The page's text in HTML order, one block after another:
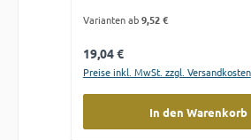
Varianten ab9,52 €
Regulärer Preis:
19,04 €
Preise inkl. MwSt. zzgl. Versandkosten
In den Warenkorb